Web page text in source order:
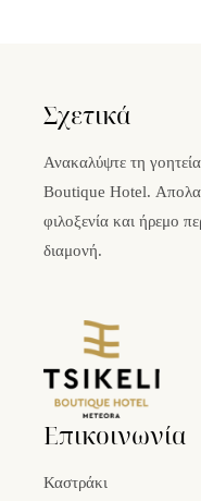
Σχετικά
Ανακαλύψτε τη
Boutique Hotel.
φιλοξενία και ήρεμο
διαμονή.
Επικοινωνία
Καστράκι